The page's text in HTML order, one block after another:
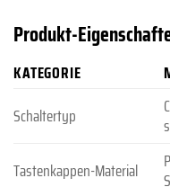
Produkt-
KATEGORIE
Schaltertyp
Tastenkappen-Material